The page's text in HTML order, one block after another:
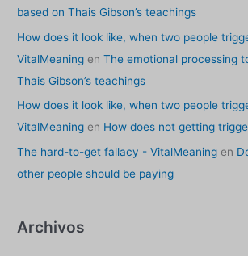
based on Thais Gibson’s teachings
How does it look like, when two people
VitalMeaning enThe emotional processing
Thais Gibson’s teachings
How does it look like, when two people
VitalMeaning en How does not getting
The hard-to-get fallacy - VitalMeaning en
other people should be paying
Archivos